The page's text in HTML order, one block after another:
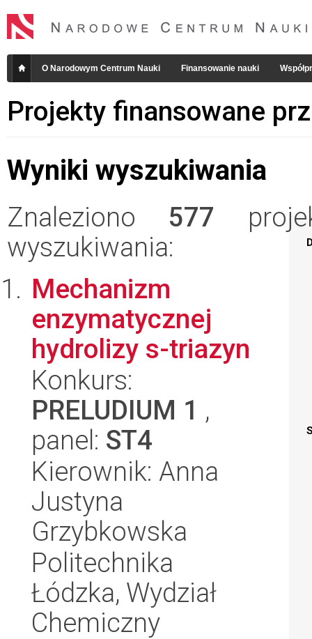
O Narodowym Centrum Nauki Finansowanie nauki
Projekty finansowane
Wyniki wyszukiwania
Znaleziono 577
wyszukiwania:
Mechanizm
enzymatycznej
hydrolizy s-triazyn
Konkurs:
PRELUDIUM 1 ,
panel: ST4
Kierownik: Anna
Justyna
Grzybkowska
Politechnika
Łódzka, Wydział
Chemiczny